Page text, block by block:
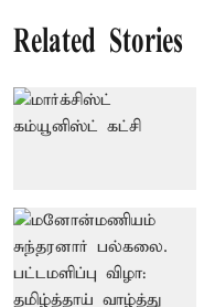
Related Stories